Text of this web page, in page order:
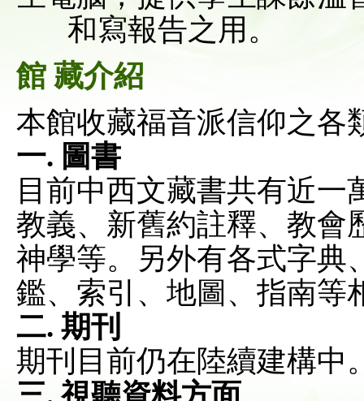
和寫報告之用。
館 藏介紹
本館收藏福音派信仰之各
一. 圖書
目前中西文藏書共有近
教義、新舊約註釋、教會
神學等。另外有各式字典
鑑、索引、地圖、指南等
二. 期刊
期刊目前仍在陸續建構中